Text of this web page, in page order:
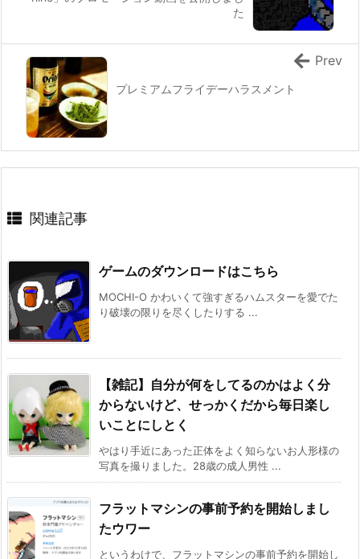
た
プレミアムフライデーハラスメント
Prev
関連記事
ゲームのダウンロードはこちら
MOCHI-O かわいくて強すぎるハムスターを愛でた
り破壊の限りを尽くしたりする ...
【雑記】自分が何をしてるのかはよく分
からないけど、せっかくだから毎日楽し
いことにしとく
やはり手近にあった正体をよく知らないお人形様の
写真を撮りました。28歳の成人男性 ...
フラットマシンの事前予約を開始しまし
たウワー
というわけで、フラットマシンの事前予約を開始し